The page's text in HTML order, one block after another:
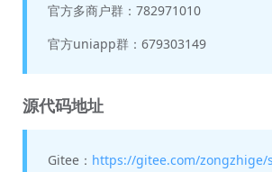
官方多商户群：782971010
官方uniapp群：679303149
源代码地址
Gitee： https://gitee.com/zongzhige/